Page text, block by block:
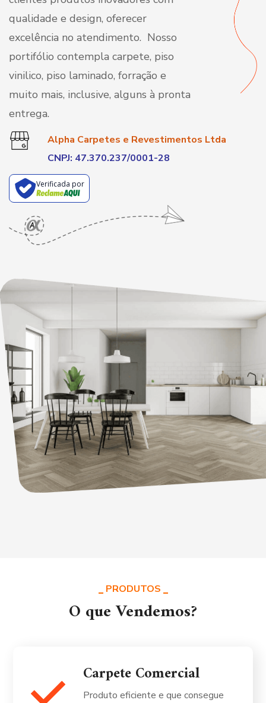
qualidade e design, oferecer
excelência no atendimento. Nosso
portifólio contempla carpete, piso
vinilico, piso laminado, forração e
muito mais, inclusive, alguns à pronta
entrega.
Alpha Carpetes e Revestimentos Ltda
CNPJ: 47.370.237/0001-28
Verificada por
PRODUTOS
O que Vendemos?
Carpete Comercial
Produto eficiente e que consegue